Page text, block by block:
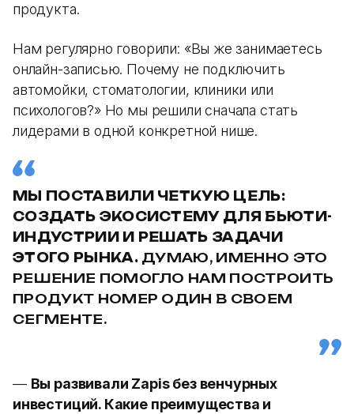
продукта.
Нам регулярно говорили: «Вы же занимаетесь
онлайн-записью. Почему не подключить
автомойки, стоматологии, клиники или
психологов?» Но мы решили сначала стать
лидерами в одной конкретной нише.
МЫ ПОСТАВИЛИ ЧЕТКУЮ ЦЕЛЬ:
СОЗДАТЬ ЭКОСИСТЕМУ ДЛЯ БЬЮТИ-
ИНДУСТРИИ И РЕШАТЬ ЗАДАЧИ
ЭТОГО РЫНКА. ДУМАЮ, ИМЕННО ЭТО
РЕШЕНИЕ ПОМОГЛО НАМ ПОСТРОИТЬ
ПРОДУКТ НОМЕР ОДИН В СВОЕМ
СЕГМЕНТЕ.
— Вы развивали Zapis без венчурных
инвестиций. Какие преимущества и